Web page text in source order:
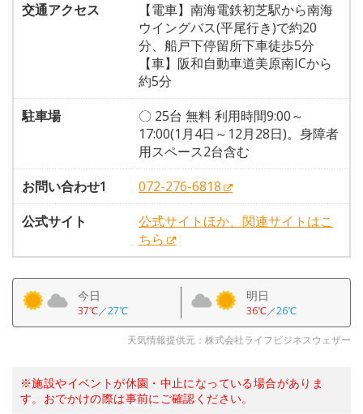
交通アクセス
【電車】南海電鉄初芝駅から南海
ウイングバス(平尾行き)で約20
分、船戸下停留所下車徒歩5分
【車】阪和自動車道美原南ICから
約5分
駐車場
〇 25台 無料 利用時間9:00～
17:00(1月4日～12月28日)。身障者
用スペース2台含む
お問い合わせ1
072-276-6818
公式サイト
公式サイトほか、関連サイトはこ
ちら
今日
37℃／27℃
明日
36℃／26℃
天気情報提供元：株式会社ライフビジネスウェザー
※施設やイベントが休園・中止になっている場合がありま
す。おでかけの際は事前にご確認ください。